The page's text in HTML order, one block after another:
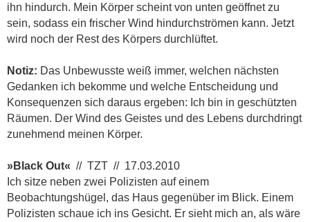
ihn hindurch. Mein Körper scheint von unten geöffnet zu
sein, sodass ein frischer Wind hindurchströmen kann. Jetzt
wird noch der Rest des Körpers durchlüftet.
Notiz: Das Unbewusste weiß immer, welchen nächsten
Gedanken ich bekomme und welche Entscheidung und
Konsequenzen sich daraus ergeben: Ich bin in geschützten
Räumen. Der Wind des Geistes und des Lebens durchdringt
zunehmend meinen Körper.
»Black Out« // TZT // 17.03.2010
Ich sitze neben zwei Polizisten auf einem
Beobachtungshügel, das Haus gegenüber im Blick. Einem
Polizisten schaue ich ins Gesicht. Er sieht mich an, als wäre